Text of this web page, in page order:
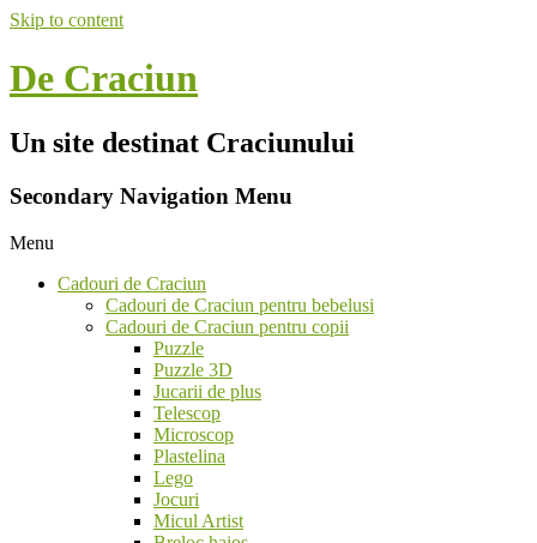
Skip to content
De Craciun
Un site destinat Craciunului
Secondary Navigation Menu
Menu
Cadouri de Craciun
Cadouri de Craciun pentru bebelusi
Cadouri de Craciun pentru copii
Puzzle
Puzzle 3D
Jucarii de plus
Telescop
Microscop
Plastelina
Lego
Jocuri
Micul Artist